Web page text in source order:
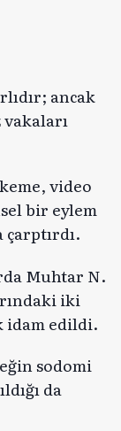
ancak
video
bir eylem
Muhtar N.
iki
idam edildi.
sodomi
da